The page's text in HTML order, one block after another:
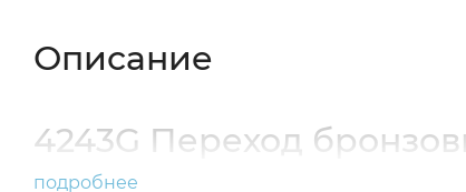
Описание
4243G Переход
подробнее